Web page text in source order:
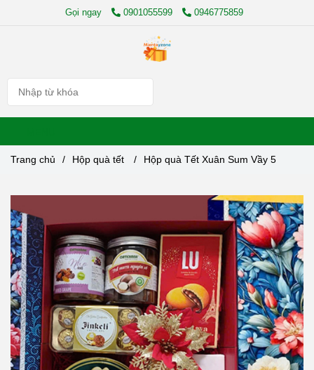
Gọi ngay 0901055599 0946775859
Trang chủ / Hộp quà tết / Hộp quà Tết Xuân Sum Vầy 5